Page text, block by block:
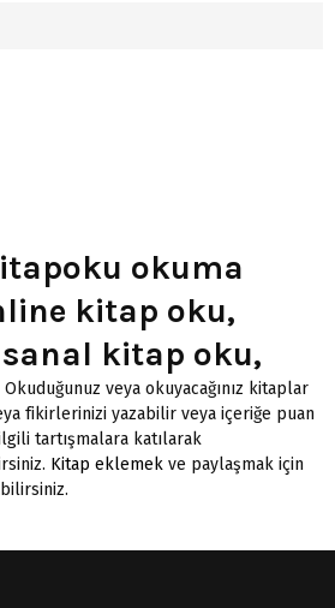
okuma
kitap oku,
kitap oku,
veya okuyacağınız kitaplar
fikirlerinizi yazabilir veya içeriğe puan
tartışmalara katılarak
Kitap eklemek ve paylaşmak için